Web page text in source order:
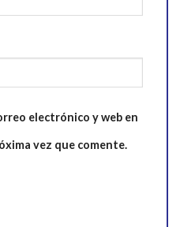
electrónico y web en
vez que comente.